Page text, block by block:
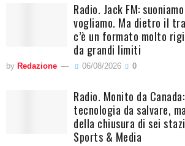
Radio. Jack FM:
vogliamo. Ma dietro il
c’è un formato molto
da grandi limiti
by Redazione 06/08/2026 0
Radio. Monito da
tecnologia da salvare,
della chiusura di sei
Sports & Media